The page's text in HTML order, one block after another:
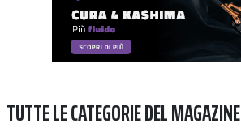
TUTTE LE CATEGORIE DEL MAGAZINE